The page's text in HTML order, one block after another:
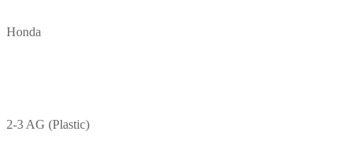
Honda
2-3 AG (Plastic)